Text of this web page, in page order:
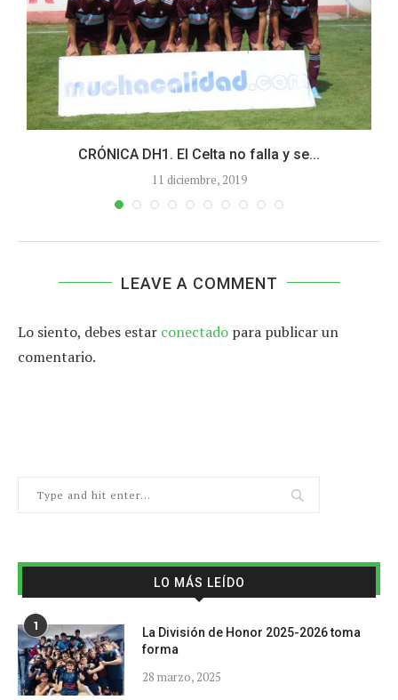
CRÓNICA DH1. El Celta no falla y se...
11 diciembre, 2019
LEAVE A COMMENT
Lo siento, debes estar conectado para publicar un
comentario.
LO MÁS LEÍDO
1
La División de Honor 2025-2026 toma
forma
28 marzo, 2025